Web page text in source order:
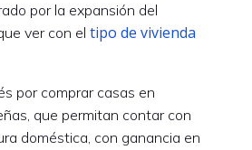
por la expansión del
ver con el tipo de vivienda
por comprar casas en
que permitan contar con
doméstica, con ganancia en